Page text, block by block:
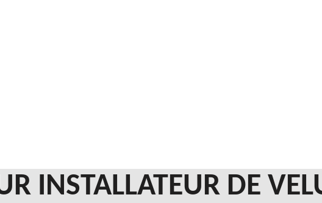
INSTALLATEUR DE